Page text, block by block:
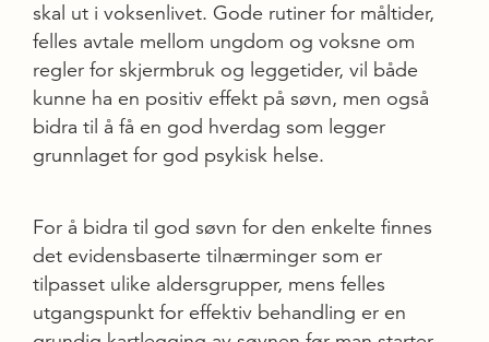
skal ut i voksenlivet. Gode rutiner for måltider,
felles avtale mellom ungdom og voksne om
regler for skjermbruk og leggetider, vil både
kunne ha en positiv effekt på søvn, men også
bidra til å få en god hverdag som legger
grunnlaget for god psykisk helse.
For å bidra til god søvn for den enkelte finnes
det evidensbaserte tilnærminger som er
tilpasset ulike aldersgrupper, mens felles
utgangspunkt for effektiv behandling er en